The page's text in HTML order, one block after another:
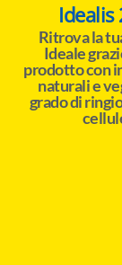
Idealis
Ritrova la
Ideale
prodotto con
naturali e
grado di